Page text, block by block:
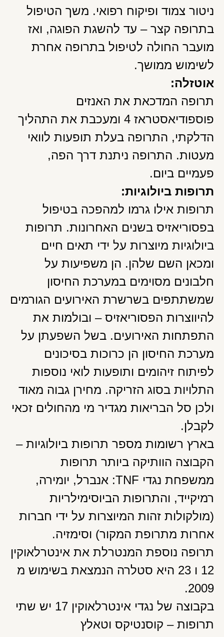
ניטור צמוד ופיקוח רפואי. משך הטיפול
בתרופה קצר – עד להשגת הפוגה, ואז
מועבר החולה לטיפול בתרופה אחרת
לשימוש ממושך.
אוטזלה:
תרופה המדכאת את האנזים
פוספודיאסטראז 4 ומעכבת את התהליך
הדלקתי, התרופה בעלת תופעות לוואי
מעטות. התרופה ניתנת דרך הפה,
פעמיים ביום.
תרופות ביולוגיות:
תרופות אילו גרמו למהפכה בטיפול
בפסוריאזיס בשנים האחרונות. תרופות
ביולוגיות מיוצרות על ידי תאים חיים
ומכאן השם שלהן. הן משפיעות על
חלבונים מסוימים במערכת החיסון
שמשתתפים בשרשרת האירועים הגורמים
להיווצרות הפסוריאזיס – ובולמות את
התפתחות האירועים. בשל השפעתן על
מערכת החיסון הן כרוכות בסיכונים
לפיתוח זיהומים ותופעות לואי נוספות
התלויות בסוג הזריקה. מחירן גבוה מאוד
ולכן סל הבריאות מגדיר מי מהחולים זכאי
לקבלן.
בארץ רשומות מספר תרופות ביולוגיות –
הקבוצה הוותיקה ביותר תרופות
ממשפחת נגדי TNF: אנברל, יומירה,
רמיקייד, והתרופות הביוסימילריות
(מולקולות זהות המיוצרות על ידי חברות
אחרות מתרופת המקור) וסימזיה.
תרופה נוספת המנטרלת את אינטרלאוקין
12 ו 23 היא סטלרה הנמצאת בשימוש מ
2009.
בקבוצה של נגדי אינטרלאוקין 17 יש שתי
תרופות – קוסנטיקס וטאלץ